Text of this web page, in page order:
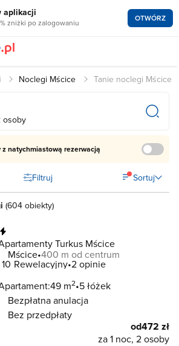
aplikacji
zniżki po zalogowaniu OTWÓRZ
Noclegi Mścice Tanie noclegi Mścice
osoby
z natychmiastową rezerwacją
Filtruj Sortuj
(604 obiekty)
Turkus Mścice
Mścice 400 m od centrum
10 Rewelacyjny 2 opinie
49 m2 5 łóżek
Bezpłatna anulacja
Bez przedpłaty
od472 zł
za 1 noc, 2 osoby